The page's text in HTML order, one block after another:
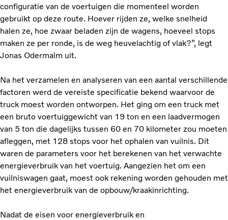
configuratie van de voertuigen die momenteel worden
gebruikt op deze route. Hoever rijden ze, welke snelheid
halen ze, hoe zwaar beladen zijn de wagens, hoeveel stops
maken ze per ronde, is de weg heuvelachtig of vlak?”, legt
Jonas Odermalm uit.
Na het verzamelen en analyseren van een aantal verschillende
factoren werd de vereiste specificatie bekend waarvoor de
truck moest worden ontworpen. Het ging om een truck met
een bruto voertuiggewicht van 19 ton en een laadvermogen
van 5 ton die dagelijks tussen 60 en 70 kilometer zou moeten
afleggen, met 128 stops voor het ophalen van vuilnis. Dit
waren de parameters voor het berekenen van het verwachte
energieverbruik van het voertuig. Aangezien het om een
vuilniswagen gaat, moest ook rekening worden gehouden met
het energieverbruik van de opbouw/kraakinrichting.
Nadat de eisen voor energieverbruik en